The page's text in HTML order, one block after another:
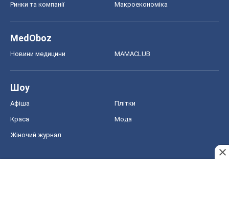
Ринки та компанії Макроекономіка
MedOboz
Новини медицини MAMACLUB
Шоу
Афіша Плітки
Краса Мода
Жіночий журнал